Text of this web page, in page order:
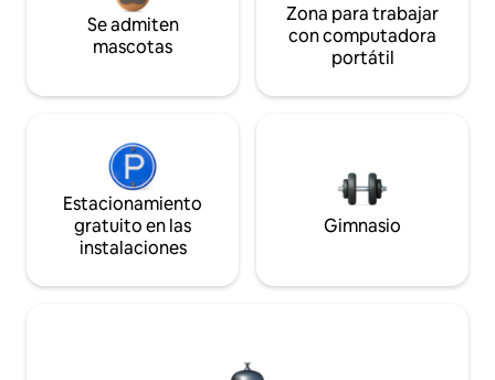
Se admiten
mascotas
Zona para trabajar
con computadora
portátil
Estacionamiento
gratuito en las
instalaciones
Gimnasio